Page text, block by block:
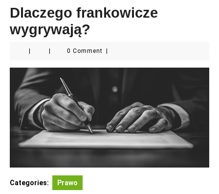
Dlaczego frankowicze
wygrywają?
0 Comment
Categories: Prawo